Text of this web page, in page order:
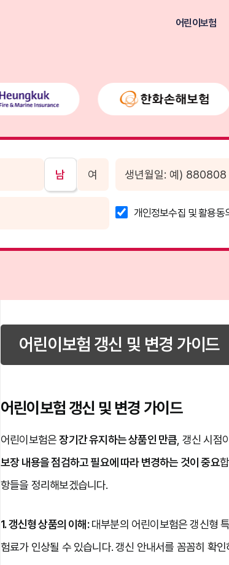
어린이보험
남 여
개인정보수집 및 활용동
어린이보험 갱신 및 변경 가이드
어린이보험 갱신 및 변경 가이드
어린이보험은 장기간 유지하는 상품인 만큼 , 갱신 시점
보장 내용을 점검하고 필요에 따라 변경하는 것이 중요
항들을 정리해보겠습니다.
1. 갱신형 상품의 이해: 대부분의 어린이보험은 갱신형
험료가 인상될 수 있습니다. 갱신 안내서를 꼼꼼히 확인